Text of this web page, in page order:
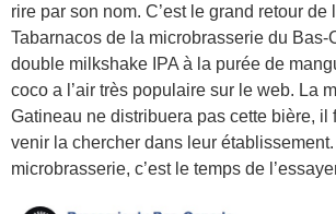
rire par son nom. C’est le grand retour
Tabarnacos de la microbrasserie du Bas-
double milkshake IPA à la purée de
coco a l’air très populaire sur le web. La
Gatineau ne distribuera pas cette bière, il
venir la chercher dans leur
microbrasserie, c’est le temps de